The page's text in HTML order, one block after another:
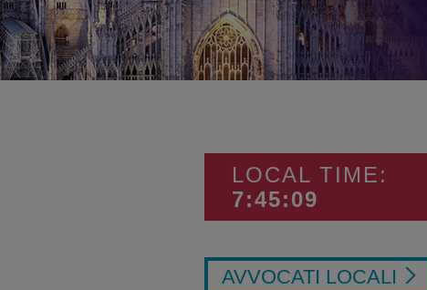
LOCAL TIME:
7:45:09
AVVOCATI LOCALI